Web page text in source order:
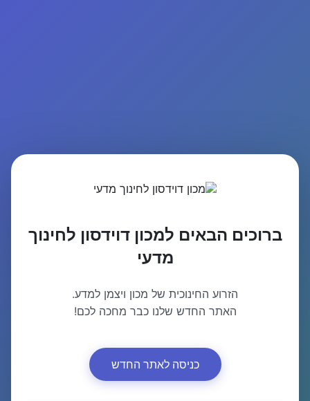
ברוכים הבאים למכון דוידסון לחינוך
מדעי
הזרוע החינוכית של מכון ויצמן למדע.
האתר החדש שלנו כבר מחכה לכם!
כניסה לאתר החדש